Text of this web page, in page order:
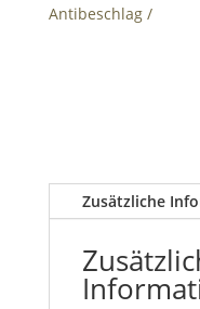
Antibeschlag
Zusätzliche